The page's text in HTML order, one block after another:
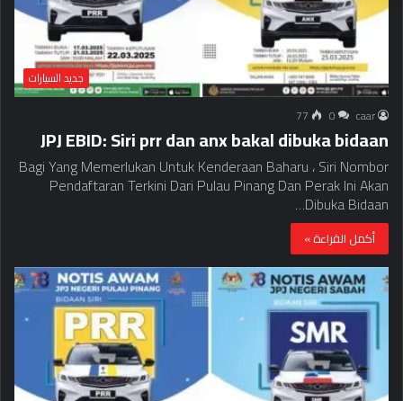
جديد السيارات
caar
0
77
JPJ EBID: Siri prr dan anx bakal dibuka bidaan
Bagi Yang Memerlukan Untuk Kenderaan Baharu ، Siri Nombor
Pendaftaran Terkini Dari Pulau Pinang Dan Perak Ini Akan
Dibuka Bidaan…
أكمل القراءة »